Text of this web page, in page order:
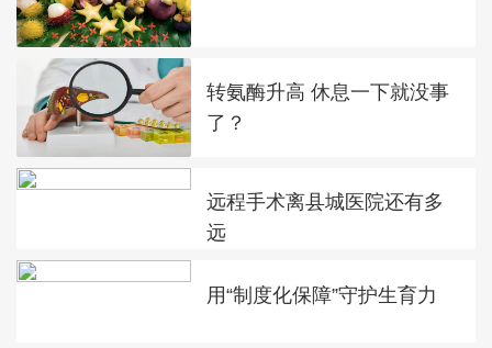
转氨酶升高 休息一下就没事
了？
远程手术离县城医院还有多
远
用“制度化保障”守护生育力